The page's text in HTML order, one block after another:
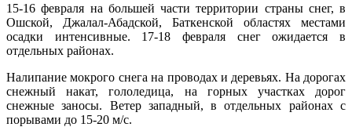
15-16 февраля на большей части территории страны снег, в
Ошской, Джалал-Абадской, Баткенской областях местами
осадки интенсивные. 17-18 февраля снег ожидается в
отдельных районах.
Налипание мокрого снега на проводах и деревьях. На дорогах
снежный накат, гололедица, на горных участках дорог
снежные заносы. Ветер западный, в отдельных районах с
порывами до 15-20 м/с.